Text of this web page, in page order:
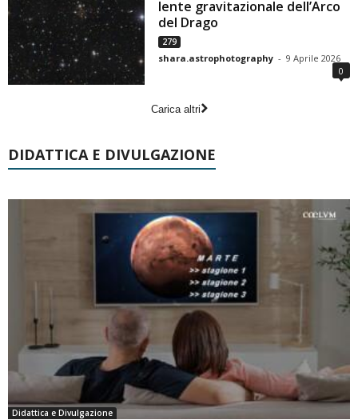
lente gravitazionale dell’Arco
del Drago
279
shara.astrophotography - 9 Aprile 2026
0
Carica altri
DIDATTICA E DIVULGAZIONE
Didattica e Divulgazione